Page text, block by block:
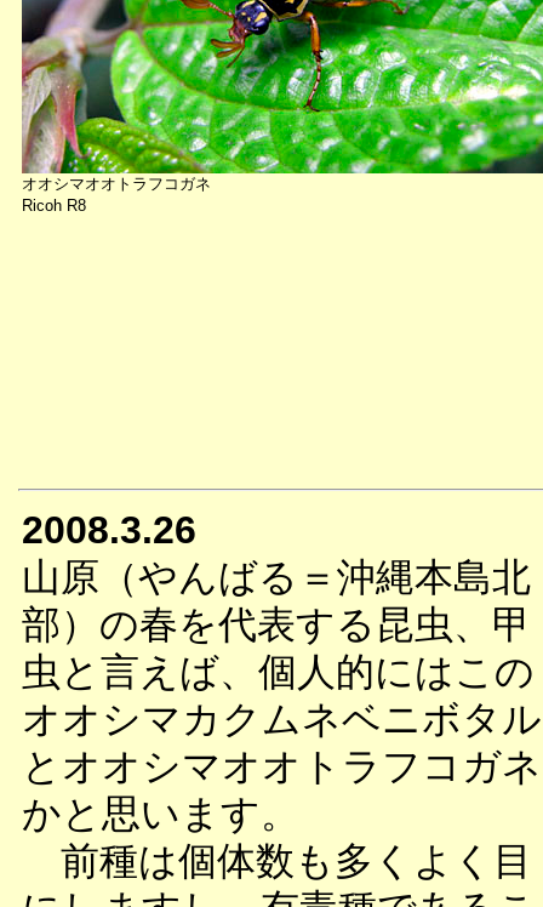
オオシマオオトラフコガネ
Ricoh R8
2008.3.26
山原（やんばる＝沖縄本島北
部）の春を代表する昆虫、甲
虫と言えば、個人的にはこの
オオシマカクムネベニボタル
とオオシマオオトラフコガネ
かと思います。
前種は個体数も多くよく目